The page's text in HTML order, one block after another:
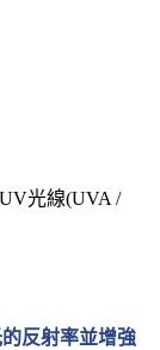
光線(UVA /
反射率並增強